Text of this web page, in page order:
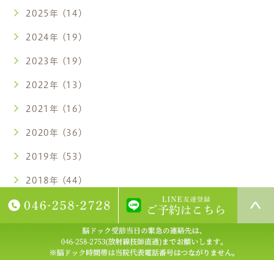
2025年 (14)
2024年 (19)
2023年 (19)
2022年 (13)
2021年 (16)
2020年 (36)
2019年 (53)
2018年 (44)
2017年 (58)
2016年 (57)
2015年 (58)